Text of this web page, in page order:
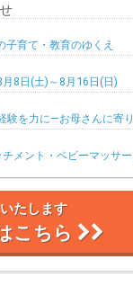
子育て・教育のゆくえ
月8日(土)～8月16日(日)
たします
こちら